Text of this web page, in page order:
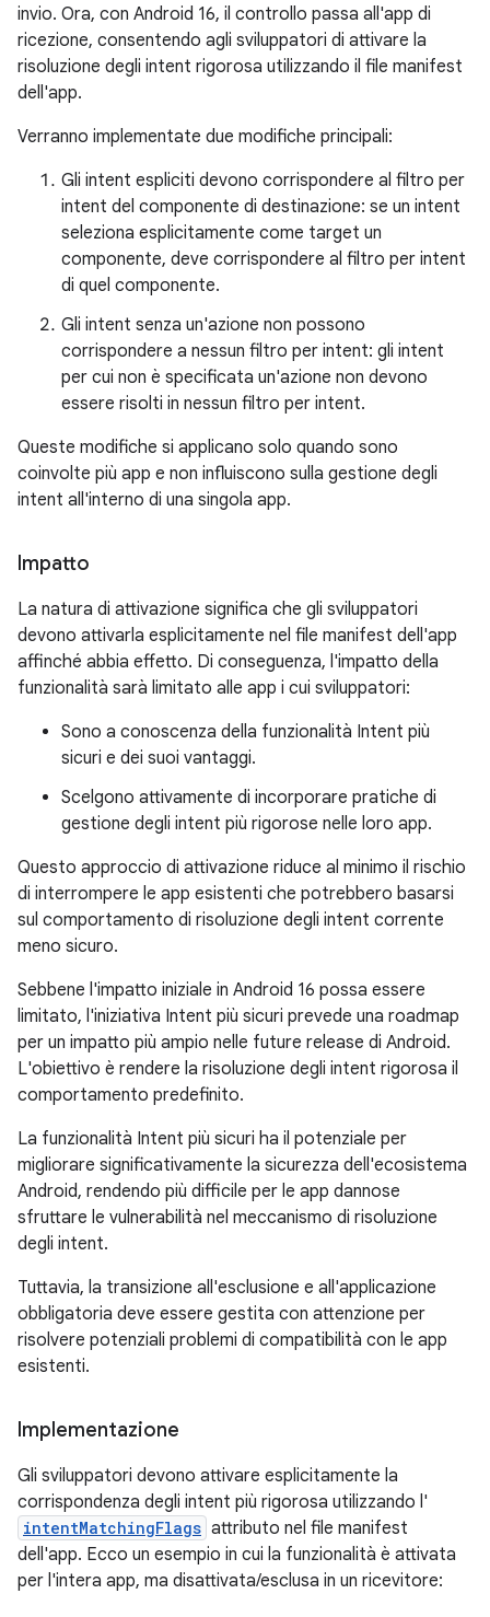
invio. Ora, con Android 16, il controllo passa all'app di
ricezione, consentendo agli sviluppatori di attivare la
risoluzione degli intent rigorosa utilizzando il file manifest
dell'app.
Verranno implementate due modifiche principali:
Gli intent espliciti devono corrispondere al filtro per
intent del componente di destinazione: se un intent
seleziona esplicitamente come target un
componente, deve corrispondere al filtro per intent
di quel componente.
Gli intent senza un'azione non possono
corrispondere a nessun filtro per intent: gli intent
per cui non è specificata un'azione non devono
essere risolti in nessun filtro per intent.
Queste modifiche si applicano solo quando sono
coinvolte più app e non influiscono sulla gestione degli
intent all'interno di una singola app.
Impatto
La natura di attivazione significa che gli sviluppatori
devono attivarla esplicitamente nel file manifest dell'app
affinché abbia effetto. Di conseguenza, l'impatto della
funzionalità sarà limitato alle app i cui sviluppatori:
Sono a conoscenza della funzionalità Intent più
sicuri e dei suoi vantaggi.
Scelgono attivamente di incorporare pratiche di
gestione degli intent più rigorose nelle loro app.
Questo approccio di attivazione riduce al minimo il rischio
di interrompere le app esistenti che potrebbero basarsi
sul comportamento di risoluzione degli intent corrente
meno sicuro.
Sebbene l'impatto iniziale in Android 16 possa essere
limitato, l'iniziativa Intent più sicuri prevede una roadmap
per un impatto più ampio nelle future release di Android.
L'obiettivo è rendere la risoluzione degli intent rigorosa il
comportamento predefinito.
La funzionalità Intent più sicuri ha il potenziale per
migliorare significativamente la sicurezza dell'ecosistema
Android, rendendo più difficile per le app dannose
sfruttare le vulnerabilità nel meccanismo di risoluzione
degli intent.
Tuttavia, la transizione all'esclusione e all'applicazione
obbligatoria deve essere gestita con attenzione per
risolvere potenziali problemi di compatibilità con le app
esistenti.
Implementazione
Gli sviluppatori devono attivare esplicitamente la
corrispondenza degli intent più rigorosa utilizzando l'
intentMatchingFlags attributo nel file manifest
dell'app. Ecco un esempio in cui la funzionalità è attivata
per l'intera app, ma disattivata/esclusa in un ricevitore: